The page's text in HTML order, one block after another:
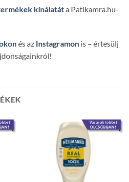
kínálatáta Patikamra.hu-
és az Instagramon is – értesülj
Vásárolj többet
OLCSÓBBAN!